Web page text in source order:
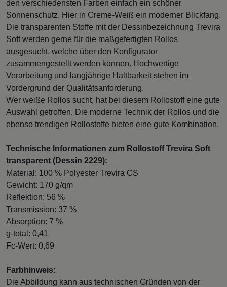
den verschiedensten Farben einfach ein schöner
Sonnenschutz. Hier in Creme-Weiß ein moderner Blickfang.
Die transparenten Stoffe mit der Dessinbezeichnung Trevira
Soft werden gerne für die maßgefertigten Rollos
ausgesucht, welche über den Konfigurator
zusammengestellt werden können. Hochwertige
Verarbeitung und langjährige Haltbarkeit stehen im
Vordergrund der Qualitätsanforderung.
Wer weiße Rollos sucht, hat bei diesem Rollostoff eine gute
Auswahl getroffen. Die moderne Technik der Rollos und die
ebenso trendigen Rollostoffe bieten eine gute Kombination.
Technische Informationen zum Rollostoff Trevira Soft
transparent (Dessin 2229):
Material: 100 % Polyester Trevira CS
Gewicht: 170 g/qm
Reflektion: 56 %
Transmission: 37 %
Absorption: 7 %
g-total: 0,41
Fc-Wert: 0,69
Farbhinweis:
Die Abbildung kann aus technischen Gründen von der